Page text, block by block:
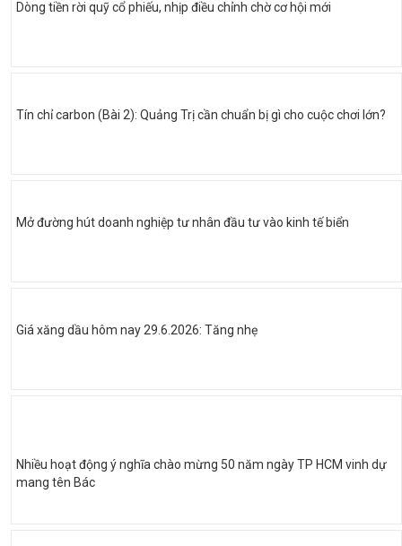
Dòng tiền rời quỹ cổ phiếu, nhịp điều chỉnh chờ cơ hội mới
Tín chỉ carbon (Bài 2): Quảng Trị cần chuẩn bị gì cho cuộc chơi lớn?
Mở đường hút doanh nghiệp tư nhân đầu tư vào kinh tế biển
Giá xăng dầu hôm nay 29.6.2026: Tăng nhẹ
Nhiều hoạt động ý nghĩa chào mừng 50 năm ngày TP HCM vinh dự
mang tên Bác